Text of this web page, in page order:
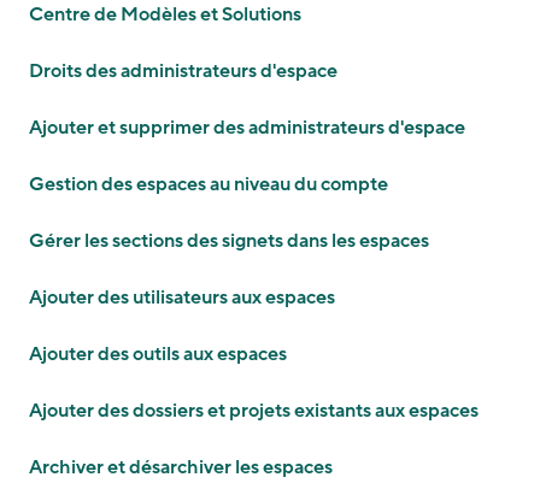
Centre de Modèles et Solutions
Droits des administrateurs d'espace
Ajouter et supprimer des administrateurs d'espace
Gestion des espaces au niveau du compte
Gérer les sections des signets dans les espaces
Ajouter des utilisateurs aux espaces
Ajouter des outils aux espaces
Ajouter des dossiers et projets existants aux espaces
Archiver et désarchiver les espaces